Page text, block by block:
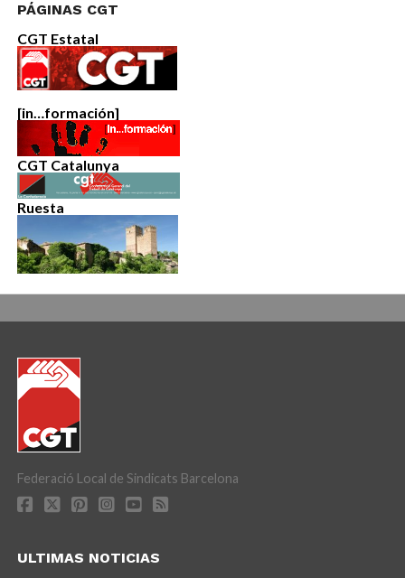
PÁGINAS CGT
CGT Estatal
[in…formación]
CGT Catalunya
Ruesta
Federació Local de Sindicats Barcelona
ULTIMAS NOTICIAS